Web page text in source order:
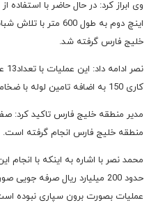
اینچ دوم به طول
خلیج فارس گرفته شد.
کاری 150 به اضافه تامین لوله با ضخامت 0/438اینچ اجرایی شده است.
مدیر منطقه خلیج فارس تاکید کرد:
منطقه خلیج فارس انجام گرفته است.
محمد نصر با اشاره به اینکه با
حدود 200 میلیارد ریال صرفه
عملیات بصورت برون سپاری نبوده